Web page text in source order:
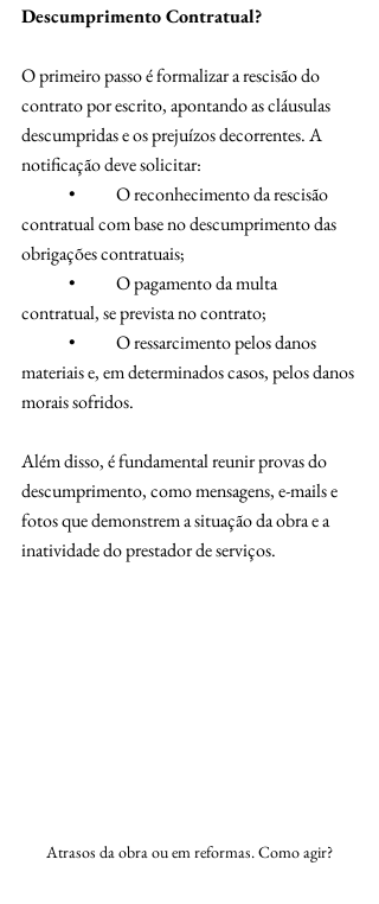
Descumprimento Contratual?
O primeiro passo é formalizar a rescisão do
contrato por escrito, apontando as cláusulas
descumpridas e os prejuízos decorrentes. A
notificação deve solicitar:
contratual com base no descumprimento das
obrigações contratuais;
contratual, se prevista no contrato;
materiais e, em determinados casos, pelos danos
morais sofridos.
Além disso, é fundamental reunir provas do
descumprimento, como mensagens, e-mails e
fotos que demonstrem a situação da obra e a
inatividade do prestador de serviços.
Atrasos da obra ou em reformas. Como agir?